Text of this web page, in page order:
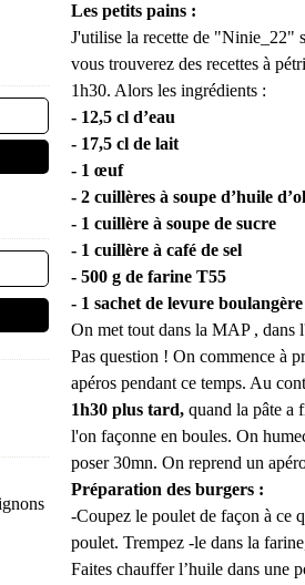
Les petits pains :
J'utilise la recette de "Ninie_22"
vous trouverez des recettes à
1h30. Alors les ingrédients :
- 12,5 cl d’eau
- 17,5 cl de lait
- 1 œuf
- 2 cuillères à soupe d’huile
- 1 cuillère à soupe de sucre
- 1 cuillère à café de sel
- 500 g de farine T55
- 1 sachet de levure boulangère
On met tout dans la MAP ,
Pas question ! On commence à
apéros pendant ce temps. Au
1h30 plus tard, quand la pâte a
l'on façonne en boules. On
poser 30mn. On reprend un
Préparation des burgers :
-Coupez le poulet de façon à ce
poulet. Trempez -le dans la
Faites chauffer l’huile dans une